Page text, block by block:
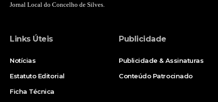
Jornal Local do Concelho de Silves.
Links Úteis
Notícias
Estatuto Editorial
Ficha Técnica
Publicidade
Publicidade & Assinaturas
Conteúdo Patrocinado